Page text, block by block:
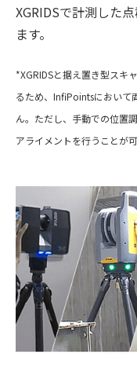
XGRIDSで計測した
ます。
*XGRIDSと据え置き型スキ
るため、InfiPointsにおいて
ん。ただし、手動での位置
アライメントを行うことが可